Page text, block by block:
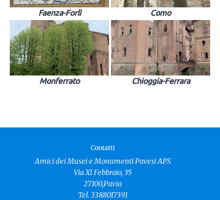
Faenza-Forlì Como
Monferrato Chioggia-Ferrara
Contatti
Amici dei Musei e Monumenti Pavesi APS
Via XI Febbraio, 35
27100,Pavia
Tel. 3388017391